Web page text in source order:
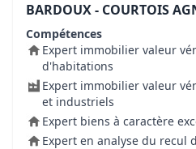
BARDOUX - COURTOIS
Compétences
Expert immobilier valeur
d'habitations
Expert immobilier valeur
et industriels
Expert biens à caractère
Expert en analyse du recul